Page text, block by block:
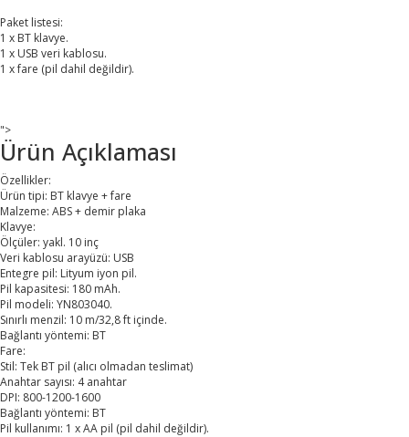
Paket listesi:
1 x BT klavye.
1 x USB veri kablosu.
1 x fare (pil dahil değildir).
">
Ürün Açıklaması
Özellikler:
Ürün tipi: BT klavye + fare
Malzeme: ABS + demir plaka
Klavye:
Ölçüler: yakl. 10 inç
Veri kablosu arayüzü: USB
Entegre pil: Lityum iyon pil.
Pil kapasitesi: 180 mAh.
Pil modeli: YN803040.
Sınırlı menzil: 10 m/32,8 ft içinde.
Bağlantı yöntemi: BT
Fare:
Stil: Tek BT pil (alıcı olmadan teslimat)
Anahtar sayısı: 4 anahtar
DPI: 800-1200-1600
Bağlantı yöntemi: BT
Pil kullanımı: 1 x AA pil (pil dahil değildir).